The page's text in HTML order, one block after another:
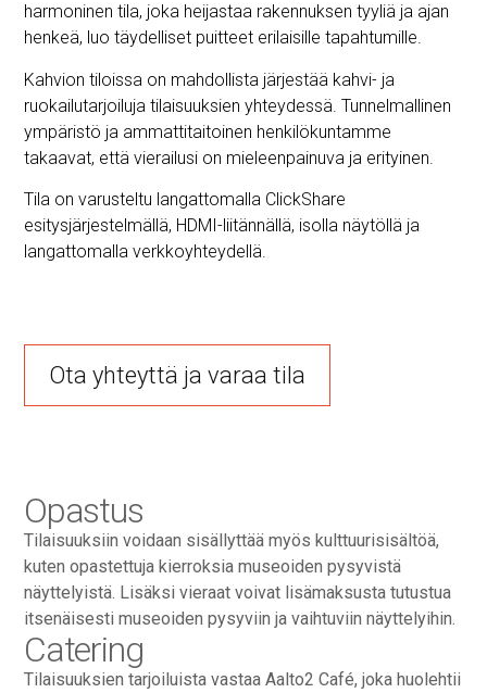
harmoninen tila, joka heijastaa rakennuksen tyyliä ja ajan
henkeä, luo täydelliset puitteet erilaisille tapahtumille.
Kahvion tiloissa on mahdollista järjestää kahvi- ja
ruokailutarjoiluja tilaisuuksien yhteydessä. Tunnelmallinen
ympäristö ja ammattitaitoinen henkilökuntamme
takaavat, että vierailusi on mieleenpainuva ja erityinen.
Tila on varusteltu langattomalla ClickShare
esitysjärjestelmällä, HDMI-liitännällä, isolla näytöllä ja
langattomalla verkkoyhteydellä.
Ota yhteyttä ja varaa tila
Opastus
Tilaisuuksiin voidaan sisällyttää myös kulttuurisisältöä,
kuten opastettuja kierroksia museoiden pysyvistä
näyttelyistä. Lisäksi vieraat voivat lisämaksusta tutustua
itsenäisesti museoiden pysyviin ja vaihtuviin näyttelyihin.
Catering
Tilaisuuksien tarjoiluista vastaa Aalto2 Café, joka huolehtii